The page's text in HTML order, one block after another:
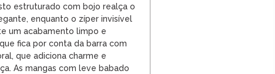
estruturado com bojo realça o
enquanto o zíper invisível
um acabamento limpo e
fica por conta da barra com
que adiciona charme e
As mangas com leve babado